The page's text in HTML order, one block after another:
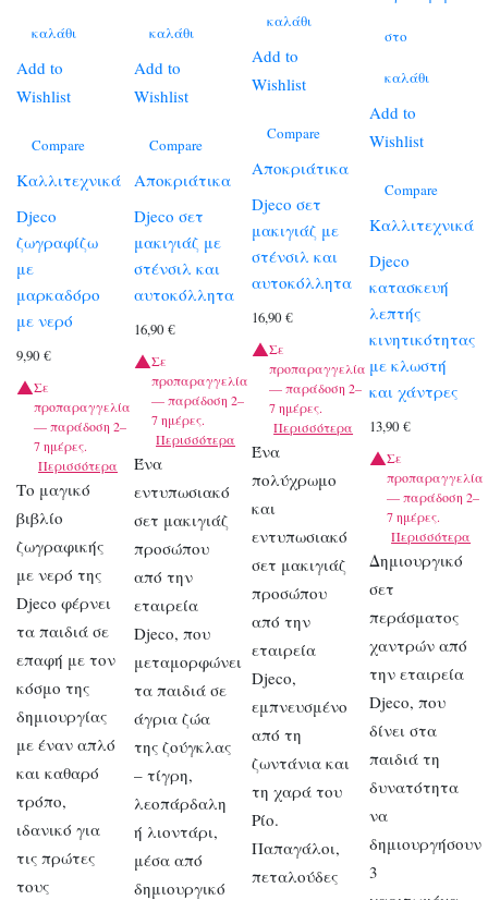
καλάθι
Add to
Wishlist
Compare
Καλλιτεχνικά
Djeco
ζωγραφίζω
με
μαρκαδόρο
με νερό
9,90 €
Σε
προπαραγγελία
— παράδοση 2–
7 ημέρες.
Περισσότερα
Το μαγικό
βιβλίο
ζωγραφικής
με νερό της
Djeco φέρνει
τα παιδιά σε
επαφή με τον
κόσμο της
δημιουργίας
με έναν απλό
και καθαρό
τρόπο,
ιδανικό για
τις πρώτες
τους
καλάθι
Add to
Wishlist
Compare
Αποκριάτικα
Djeco σετ
μακιγιάζ με
στένσιλ και
αυτοκόλλητα
16,90€
Σε
προπαραγγελία
— παράδοση 2–
7 ημέρες.
Περισσότερα
Ένα
εντυπωσιακό
σετ μακιγιάζ
προσώπου
από την
εταιρεία
Djeco, που
μεταμορφώνει
τα παιδιά σε
άγρια ζώα
της ζούγκλας
– τίγρη,
λεοπάρδαλη
ή λιοντάρι,
μέσα από
δημιουργικό
καλάθι
Add to
Wishlist
Compare
Αποκριάτικα
Djeco σετ
μακιγιάζ με
στένσιλ και
αυτοκόλλητα
16,90€
Σε
προπαραγγελία
— παράδοση 2–
7 ημέρες.
Περισσότερα
Ένα
πολύχρωμο
και
εντυπωσιακό
σετ μακιγιάζ
προσώπου
από την
εταιρεία
Djeco,
εμπνευσμένο
από τη
ζωντάνια και
τη χαρά του
Ρίο.
Παπαγάλοι,
πεταλούδες
στο
καλάθι
Add to
Wishlist
Compare
Καλλιτεχνικά
Djeco
κατασκευή
λεπτής
κινητικότητας
με κλωστή
και χάντρες
13,90€
Σε
προπαραγγελία
— παράδοση 2–
7 ημέρες.
Περισσότερα
Δημιουργικό
σετ
περάσματος
χαντρών από
την εταιρεία
Djeco, που
δίνει στα
παιδιά τη
δυνατότητα
να
δημιουργήσουν
3